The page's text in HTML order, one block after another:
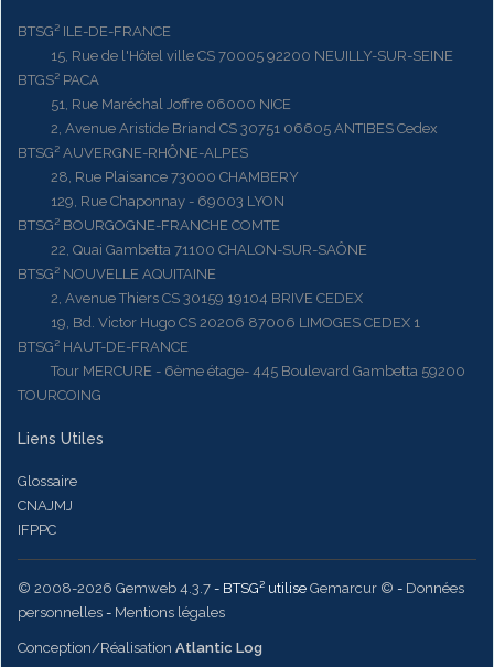
BTSG² ILE-DE-FRANCE
15, Rue de l'Hôtel ville CS 70005 92200 NEUILLY-SUR-SEINE
BTGS² PACA
51, Rue Maréchal Joffre 06000 NICE
2, Avenue Aristide Briand CS 30751 06605 ANTIBES Cedex
BTSG² AUVERGNE-RHÔNE-ALPES
28, Rue Plaisance 73000 CHAMBERY
129, Rue Chaponnay - 69003 LYON
BTSG² BOURGOGNE-FRANCHE COMTE
22, Quai Gambetta 71100 CHALON-SUR-SAÔNE
BTSG² NOUVELLE AQUITAINE
2, Avenue Thiers CS 30159 19104 BRIVE CEDEX
19, Bd. Victor Hugo CS 20206 87006 LIMOGES CEDEX 1
BTSG² HAUT-DE-FRANCE
Tour MERCURE - 6ème étage- 445 Boulevard Gambetta 59200
TOURCOING
Liens Utiles
Glossaire
CNAJMJ
IFPPC
© 2008-2026 Gemweb 4.3.7 - BTSG² utilise Gemarcur © - Données
personnelles - Mentions légales
Conception/Réalisation Atlantic Log